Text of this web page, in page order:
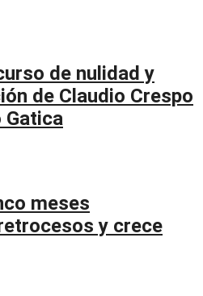
de nulidad y
de Claudio Crespo
Gatica
meses
y crece